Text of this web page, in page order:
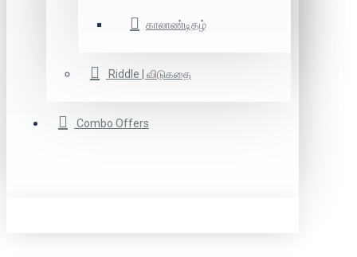
காலாண்டிதழ்
Riddle | விடுகதை
Combo Offers